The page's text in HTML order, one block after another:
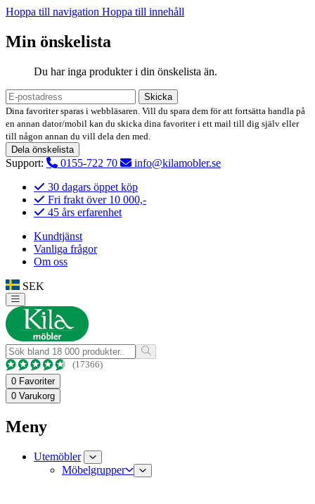
Hoppa till navigation Hoppa till innehåll
Min önskelista
Du har inga produkter i din önskelista än.
Skicka
Dina favoriter sparas i webbläsaren. Vill du spara dem för att fortsätta handla på
en annan dator/mobil kan du skicka dina favoriter i ett mail till dig själv eller
till någon annan du vill dela den med.
Dela önskelista
Support: 0155-722 70
info@kilamobler.se
30 dagars öppet köp
Fri frakt över 10 000,-
45 års erfarenhet
Kundtjänst
Vanliga frågor
Om oss
SEK
(17366)
0 Favoriter
0 Varukorg
Meny
Utemöbler
Möbelgrupper